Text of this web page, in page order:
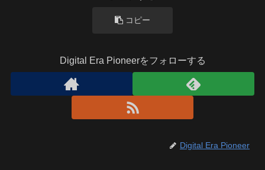
コピー
Digital Era Pioneerをフォローする
Digital Era Pioneer